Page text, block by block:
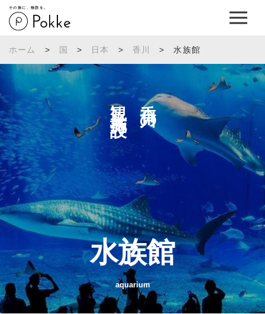
その旅に、物語を。
ホーム > 国 > 日本 > 香川 > 水族館
香川の
観光施設へ
水族館
aquarium